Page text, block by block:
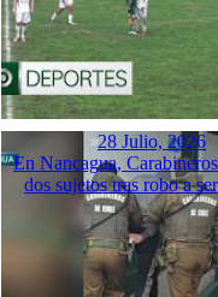
28 Julio, 2026
En Nancagua,
dos sujetos tras robo a